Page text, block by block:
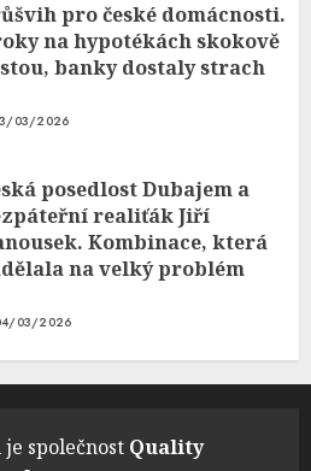
pro české domácnosti.
na hypotékách skokově
banky dostaly strach
03/2026
posedlost Dubajem a
realiťák Jiří
Kombinace, která
na velký problém
03/2026
společnost Quality